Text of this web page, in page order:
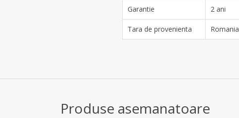
Garantie 2 ani
Tara de provenienta Romania
Produse asemanatoare